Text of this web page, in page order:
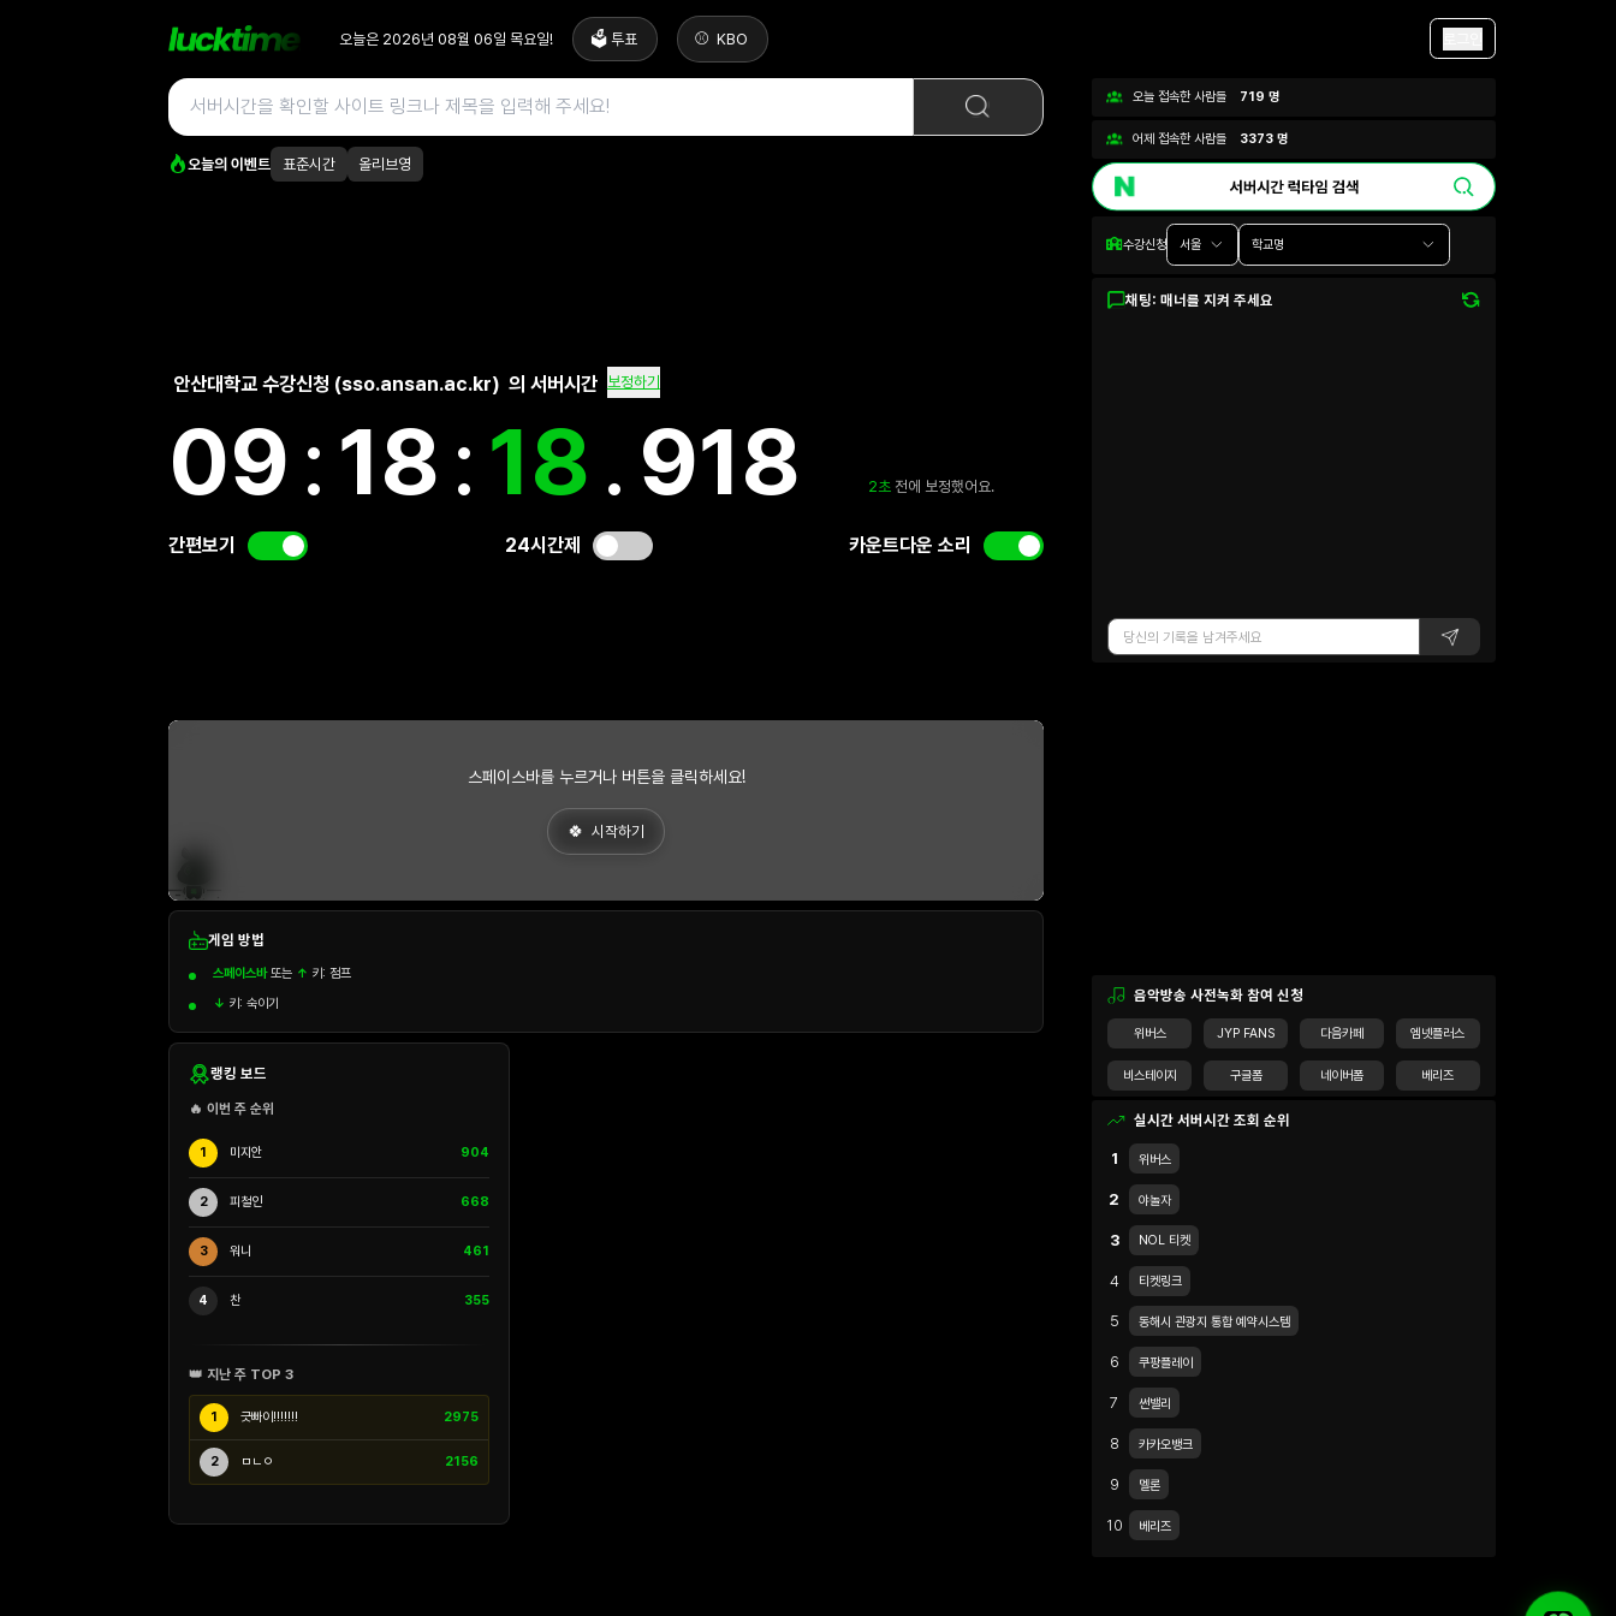
오늘은 2026년 08월 06일 목요일! 🗳️ 투표 KBO
오늘의 이벤트 표준시간 올리브영
안산대학교 수강신청 (sso.ansan.ac.kr) 의 서버시간 보정하기
09:18:19. 335 2초 전에 보정했어요.
간편보기 24시간제 카운트다운 소리
스페이스바를 누르거나 버튼을 클릭하세요!
시작하기
게임 방법
스페이스바또는 ↑ 키: 점프
↓ 키: 숙이기
랭킹 보드
🔥 이번 주 순위
1 미지안 904
2 피철인 668
3 워니 461
4 찬 355
👑 지난 주 TOP 3
1 긋빠이!!!!!!! 2975
2 ㅁㄴㅇ 2156
오늘 접속한 사람들 719 명
어제 접속한 사람들 3373명
수강신청 서울 학교명
채팅: 매너를 지켜 주세요
음악방송 사전녹화 참여 신청
위버스 JYP FANS 다음카페 엠넷플러스
비스테이지 구글폼 네이버폼 베리즈
실시간 서버시간 조회 순위
1 위버스
2 야놀자
3 NOL 티켓
4 티켓링크
5 동해시 관광지 통합 예약시스템
6 쿠팡플레이
7 썬밸리
8 카카오뱅크
9 멜론
10 베리즈